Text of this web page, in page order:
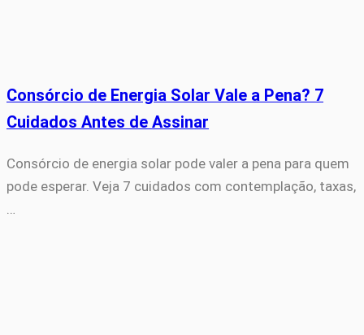
Consórcio de Energia Solar Vale a Pena? 7
Cuidados Antes de Assinar
Consórcio de energia solar pode valer a pena para quem
pode esperar. Veja 7 cuidados com contemplação, taxas,